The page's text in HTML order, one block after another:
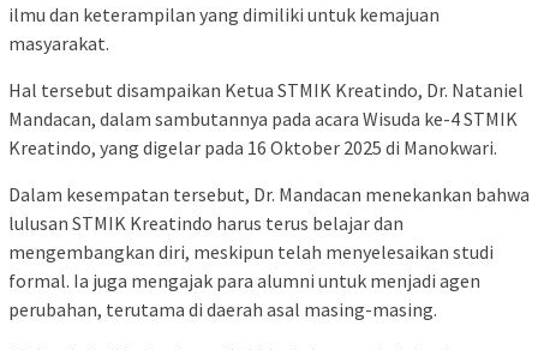
ilmu dan keterampilan yang dimiliki untuk kemajuan
masyarakat.
Hal tersebut disampaikan Ketua STMIK Kreatindo, Dr. Nataniel
Mandacan, dalam sambutannya pada acara Wisuda ke-4 STMIK
Kreatindo, yang digelar pada 16 Oktober 2025 di Manokwari.
Dalam kesempatan tersebut, Dr. Mandacan menekankan bahwa
lulusan STMIK Kreatindo harus terus belajar dan
mengembangkan diri, meskipun telah menyelesaikan studi
formal. Ia juga mengajak para alumni untuk menjadi agen
perubahan, terutama di daerah asal masing-masing.